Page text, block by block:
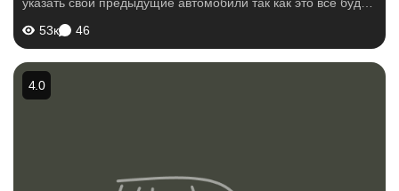
познаваться в...
53к 46
4.0